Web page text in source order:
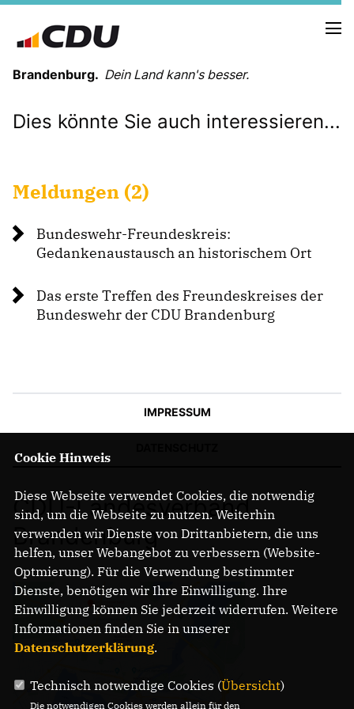
Brandenburg. Dein Land kann's besser.
MELDUNGEN
LANDESVORSTAND
ORGANISATION
KREISVERBÄNDE
LANDESFACHAUSSCHÜSSE
SATZUNG
IM LANDTAG
IM EUROPÄISCHEN PARLAMENT
NEWSLETTER ABONNIEREN
BILDER
PROGRAMME
WICHTIGE BESCHLÜSSE DER CDU BRANDENBURG
75 JAHRE CDU BRANDENBURG
PRESSE
Mitglied werden
Dies könnte Sie auch interessieren...
Meldungen (2)
Bundeswehr-Freundeskreis:
Gedankenaustausch an historischem Ort
Das erste Treffen des Freundeskreises der
Bundeswehr der CDU Brandenburg
IMPRESSUM
CDU-Landesverband
Brandenburg
Cookie Hinweis
Diese Webseite verwendet Cookies, die notwendig
sind, um die Webseite zu nutzen. Weiterhin
verwenden wir Dienste von Drittanbietern, die uns
helfen, unser Webangebot zu verbessern (Website-
Optmierung). Für die Verwendung bestimmter
Dienste, benötigen wir Ihre Einwilligung. Ihre
Einwilligung können Sie jederzeit widerrufen. Weitere
Informationen finden Sie in unserer
Datenschutzerklärung.
Technisch notwendige Cookies (Übersicht)
Die notwendigen Cookies werden allein für den